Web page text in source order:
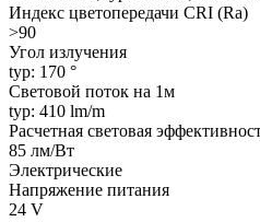
Индекс цветопередачи CRI (Ra)
>90
Угол излучения
typ: 170 °
Световой поток на 1м
typ: 410 lm/m
Расчетная световая
85 лм/Вт
Электрические
Напряжение питания
24 V